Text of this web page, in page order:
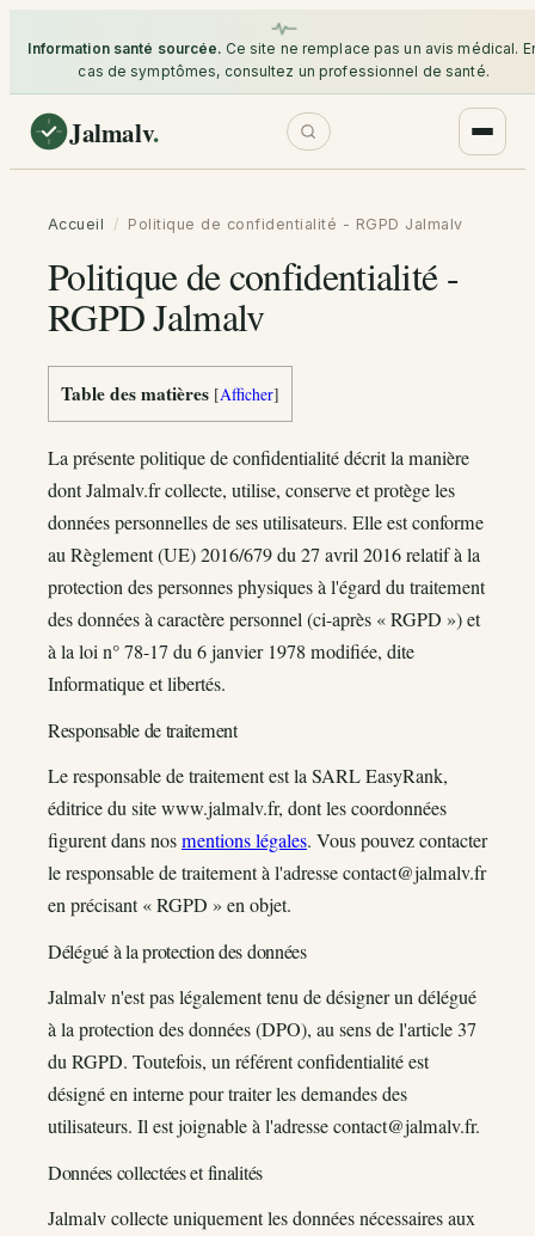
Information santé sourcée. Ce site ne remplace pas un avis médical.
cas de symptômes, consultez un professionnel de santé.
Jalmalv.
Accueil / Politique de confidentialité - RGPD Jalmalv
Politique de confidentialité -
RGPD Jalmalv
Table des matières [Afficher]
La présente politique de confidentialité décrit la manière
dont Jalmalv.fr collecte, utilise, conserve et protège les
données personnelles de ses utilisateurs. Elle est conforme
au Règlement (UE) 2016/679 du 27 avril 2016 relatif à la
protection des personnes physiques à l'égard du traitement
des données à caractère personnel (ci-après « RGPD ») et
à la loi n° 78-17 du 6 janvier 1978 modifiée, dite
Informatique et libertés.
Responsable de traitement
Le responsable de traitement est la SARL EasyRank,
éditrice du site www.jalmalv.fr, dont les coordonnées
figurent dans nosmentions légales. Vous pouvez contacter
le responsable de traitement à l'adressecontact@jalmalv.fr
en précisant « RGPD » en objet.
Délégué à la protection des données
Jalmalv n'est pas légalement tenu de désigner un délégué
à la protection des données (DPO), au sens de l'article 37
du RGPD. Toutefois, un référent confidentialité est
désigné en interne pour traiter les demandes des
utilisateurs. Il est joignable à l'adressecontact@jalmalv.fr.
Données collectées et finalités
Jalmalv collecte uniquement les données nécessaires aux